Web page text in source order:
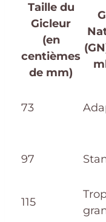
Taille du
Gicleur
(en
centièmes
de mm)
73
97
115